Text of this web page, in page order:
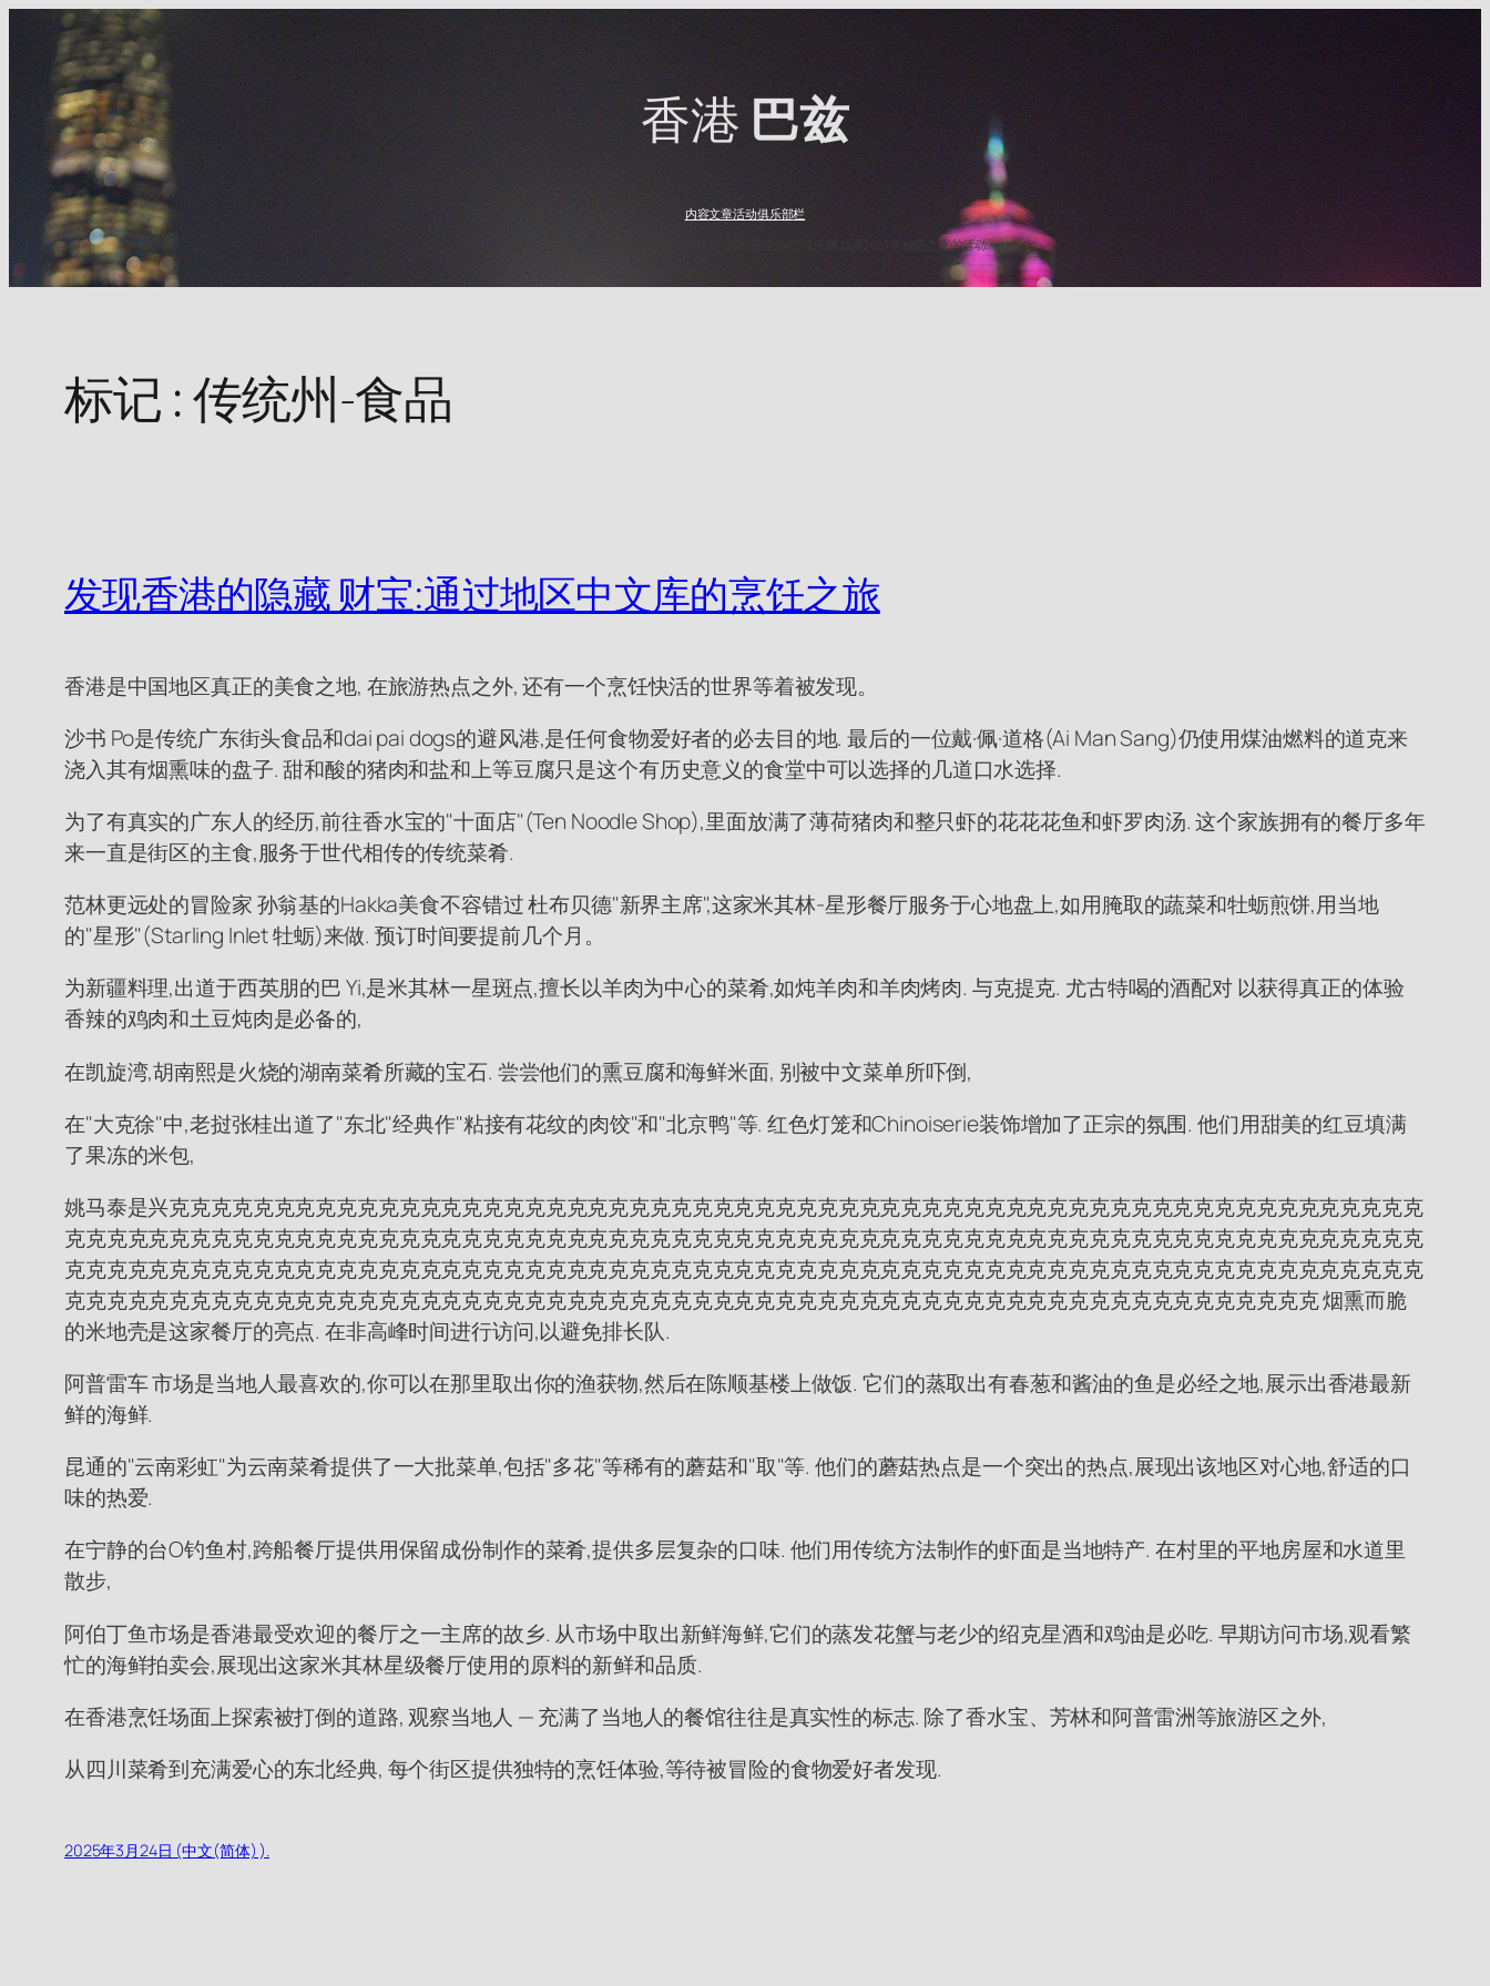
content
香港 巴兹
内容文章活动俱乐部栏
与HK Baz一起发现香港最出名的夜生活点. 探索最佳酒吧,俱乐部,以及2025年难忘之夜的活动.
标记 :传统州-食品
发现香港的隐藏 财宝:通过地区中文库的烹饪之旅
香港是中国地区真正的美食之地, 在旅游热点之外, 还有一个烹饪快活的世界等着被发现。
沙书 Po是传统广东街头食品和dai pai dogs的避风港,是任何食物爱好者的必去目的地. 最后的一位戴·佩·道格(Ai Man Sang)仍使用煤油燃料的道克来
浇入其有烟熏味的盘子. 甜和酸的猪肉和盐和上等豆腐只是这个有历史意义的食堂中可以选择的几道口水选择.
为了有真实的广东人的经历,前往香水宝的"十面店"(Ten Noodle Shop),里面放满了薄荷猪肉和整只虾的花花花鱼和虾罗肉汤. 这个家族拥有的餐厅多年
来一直是街区的主食,服务于世代相传的传统菜肴.
范林更远处的冒险家 孙翁基的Hakka美食不容错过 杜布贝德"新界主席",这家米其林-星形餐厅服务于心地盘上,如用腌取的蔬菜和牡蛎煎饼,用当地
的"星形"(Starling Inlet 牡蛎)来做. 预订时间要提前几个月。
为新疆料理,出道于西英朋的巴 Yi,是米其林一星斑点,擅长以羊肉为中心的菜肴,如炖羊肉和羊肉烤肉. 与克提克. 尤古特喝的酒配对 以获得真正的体验
香辣的鸡肉和土豆炖肉是必备的,
在凯旋湾,胡南熙是火烧的湖南菜肴所藏的宝石. 尝尝他们的熏豆腐和海鲜米面, 别被中文菜单所吓倒,
在"大克徐"中,老挝张桂出道了"东北"经典作"粘接有花纹的肉饺"和"北京鸭"等. 红色灯笼和Chinoiserie装饰增加了正宗的氛围. 他们用甜美的红豆填满
了果冻的米包,
姚马泰是兴克克克克克克克克克克克克克克克克克克克克克克克克克克克克克克克克克克克克克克克克克克克克克克克克克克克克克克克克克克克克
克克克克克克克克克克克克克克克克克克克克克克克克克克克克克克克克克克克克克克克克克克克克克克克克克克克克克克克克克克克克克克克克克
克克克克克克克克克克克克克克克克克克克克克克克克克克克克克克克克克克克克克克克克克克克克克克克克克克克克克克克克克克克克克克克克克
克克克克克克克克克克克克克克克克克克克克克克克克克克克克克克克克克克克克克克克克克克克克克克克克克克克克克克克克克克克克 烟熏而脆
的米地壳是这家餐厅的亮点. 在非高峰时间进行访问,以避免排长队.
阿普雷车 市场是当地人最喜欢的,你可以在那里取出你的渔获物,然后在陈顺基楼上做饭. 它们的蒸取出有春葱和酱油的鱼是必经之地,展示出香港最新
鲜的海鲜.
昆通的"云南彩虹"为云南菜肴提供了一大批菜单,包括"多花"等稀有的蘑菇和"取"等. 他们的蘑菇热点是一个突出的热点,展现出该地区对心地,舒适的口
味的热爱.
在宁静的台O钓鱼村,跨船餐厅提供用保留成份制作的菜肴,提供多层复杂的口味. 他们用传统方法制作的虾面是当地特产. 在村里的平地房屋和水道里
散步,
阿伯丁鱼市场是香港最受欢迎的餐厅之一主席的故乡. 从市场中取出新鲜海鲜,它们的蒸发花蟹与老少的绍克星酒和鸡油是必吃. 早期访问市场,观看繁
忙的海鲜拍卖会,展现出这家米其林星级餐厅使用的原料的新鲜和品质.
在香港烹饪场面上探索被打倒的道路, 观察当地人 — 充满了当地人的餐馆往往是真实性的标志. 除了香水宝、芳林和阿普雷洲等旅游区之外,
从四川菜肴到充满爱心的东北经典, 每个街区提供独特的烹饪体验,等待被冒险的食物爱好者发现.
2025年3月24日 (中文(简体) ).